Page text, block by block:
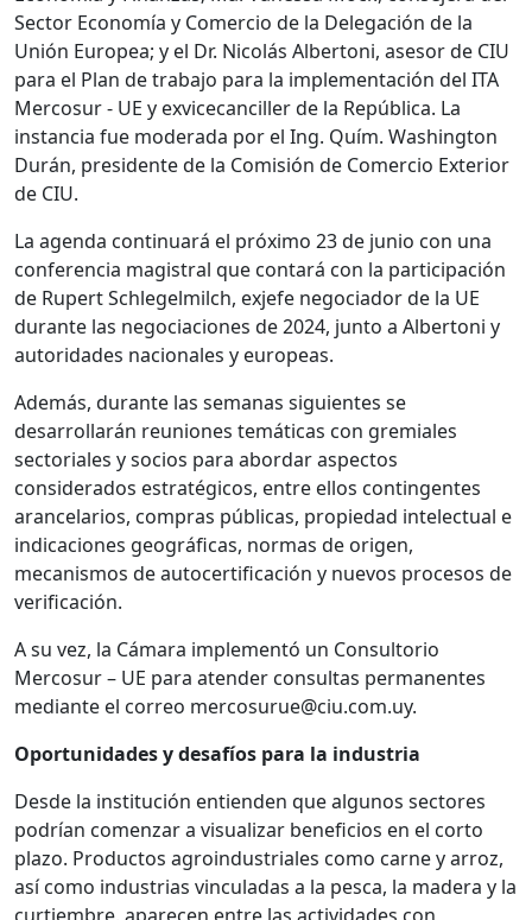
Sector Economía y Comercio de la Delegación de la
Unión Europea; y el Dr. Nicolás Albertoni, asesor de CIU
para el Plan de trabajo para la implementación del ITA
Mercosur - UE y exvicecanciller de la República. La
instancia fue moderada por el Ing. Quím. Washington
Durán, presidente de la Comisión de Comercio Exterior
de CIU.
La agenda continuará el próximo 23 de junio con una
conferencia magistral que contará con la participación
de Rupert Schlegelmilch, exjefe negociador de la UE
durante las negociaciones de 2024, junto a Albertoni y
autoridades nacionales y europeas.
Además, durante las semanas siguientes se
desarrollarán reuniones temáticas con gremiales
sectoriales y socios para abordar aspectos
considerados estratégicos, entre ellos contingentes
arancelarios, compras públicas, propiedad intelectual e
indicaciones geográficas, normas de origen,
mecanismos de autocertificación y nuevos procesos de
verificación.
A su vez, la Cámara implementó un Consultorio
Mercosur – UE para atender consultas permanentes
mediante el correo mercosurue@ciu.com.uy.
Oportunidades y desafíos para la industria
Desde la institución entienden que algunos sectores
podrían comenzar a visualizar beneficios en el corto
plazo. Productos agroindustriales como carne y arroz,
así como industrias vinculadas a la pesca, la madera y la